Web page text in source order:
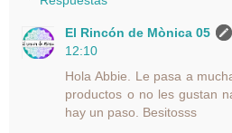
El Rincón de Mònica 05
12:10
Hola Abbie. Le pasa a
productos o no les gustan
hay un paso. Besitosss